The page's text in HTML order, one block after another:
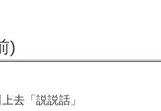
)
去「説説話」